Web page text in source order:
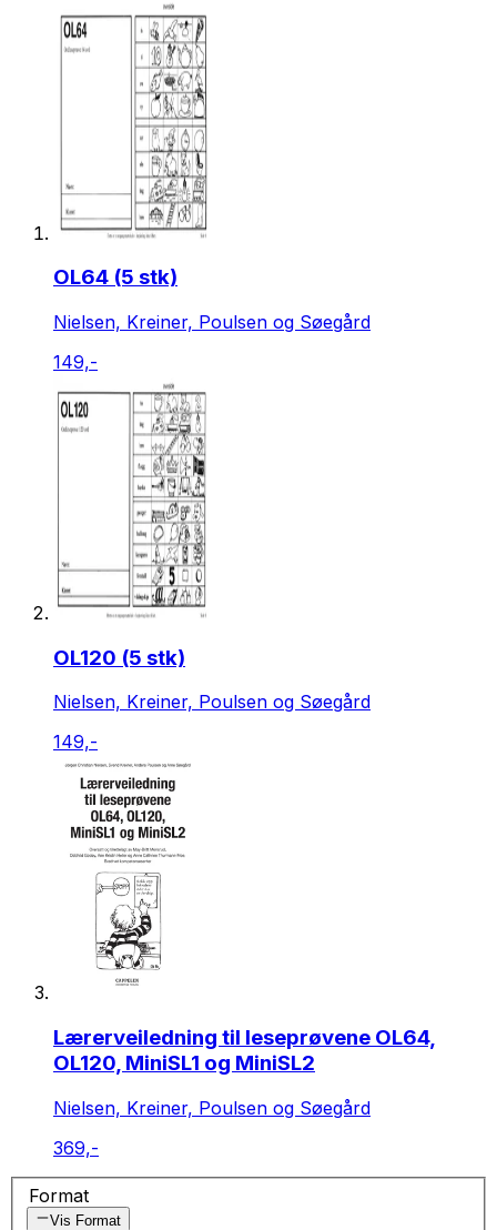
OL64 (5 stk)
Nielsen, Kreiner, Poulsen og Søegård
149,-
OL120 (5 stk)
Nielsen, Kreiner, Poulsen og Søegård
149,-
Lærerveiledning til leseprøvene OL64,
OL120, MiniSL1 og MiniSL2
Nielsen, Kreiner, Poulsen og Søegård
369,-
Format
Vis Format